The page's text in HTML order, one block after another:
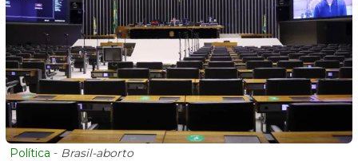
Política - Brasil-aborto